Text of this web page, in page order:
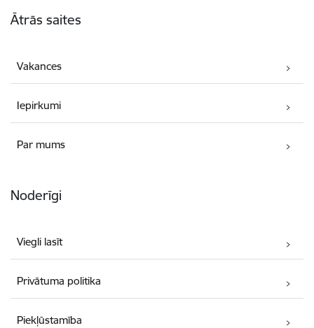
Ātrās saites
Vakances
Iepirkumi
Par mums
Noderīgi
Viegli lasīt
Privātuma politika
Piekļūstamība